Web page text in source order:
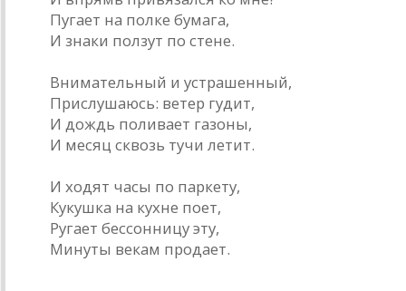
Пугает на полке бумага,
И знаки ползут по стене.
Внимательный и устрашенный,
Прислушаюсь: ветер гудит,
И дождь поливает газоны,
И месяц сквозь тучи летит.
И ходят часы по паркету,
Кукушка на кухне поет,
Ругает бессонницу эту,
Минуты векам продает.